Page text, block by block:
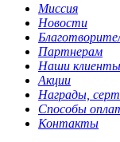
Миссия
Новости
Партнерам
Наши клиенты
Акции
Награды,
Способы
Контакты